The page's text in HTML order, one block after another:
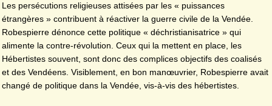
Les persécutions religieuses attisées par les « puissances
étrangères » contribuent à réactiver la guerre civile de la Vendée.
Robespierre dénonce cette politique « déchristianisatrice » qui
alimente la contre-révolution. Ceux qui la mettent en place, les
Hébertistes souvent, sont donc des complices objectifs des coalisés
et des Vendéens. Visiblement, en bon manœuvrier, Robespierre avait
changé de politique dans la Vendée, vis-à-vis des hébertistes.